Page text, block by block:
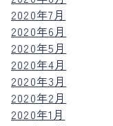
2020年7月
2020年6月
2020年5月
2020年4月
2020年3月
2020年2月
2020年1月